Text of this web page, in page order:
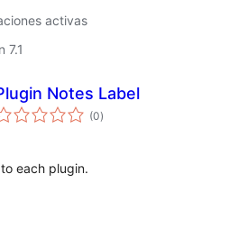
activas
7.1
Notes Label
(0total
de
)
each plugin.